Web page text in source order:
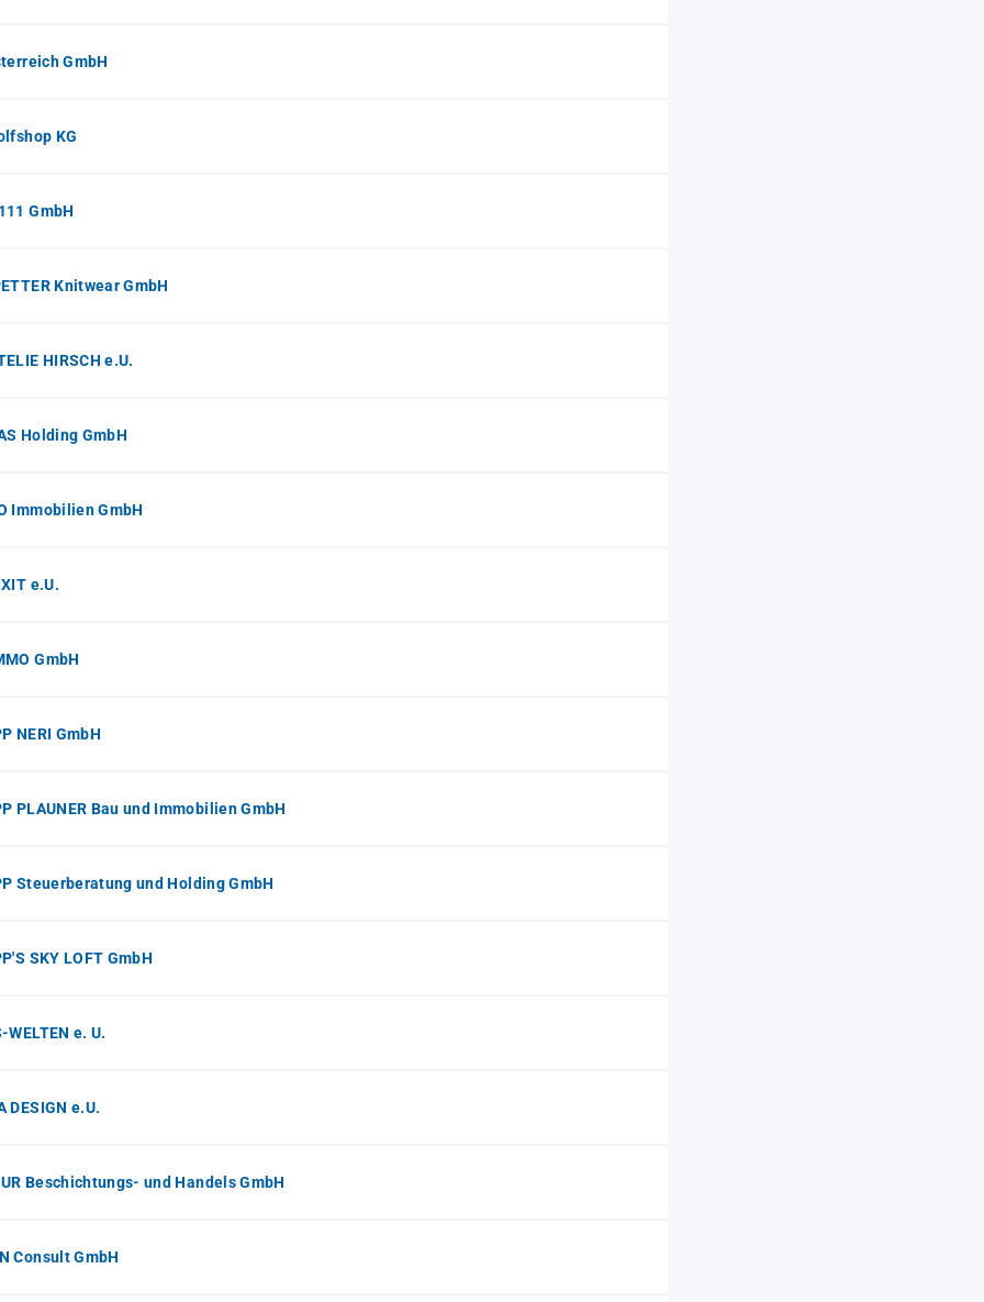
GmbH
KG
GmbH
Knitwear GmbH
HIRSCH e.U.
Holding GmbH
Immobilien GmbH
e.U.
GmbH
NERI GmbH
PLAUNER Bau und Immobilien GmbH
Steuerberatung und Holding GmbH
SKY LOFT GmbH
WELTEN e. U.
DESIGN e.U.
Beschichtungs- und Handels GmbH
Consult GmbH